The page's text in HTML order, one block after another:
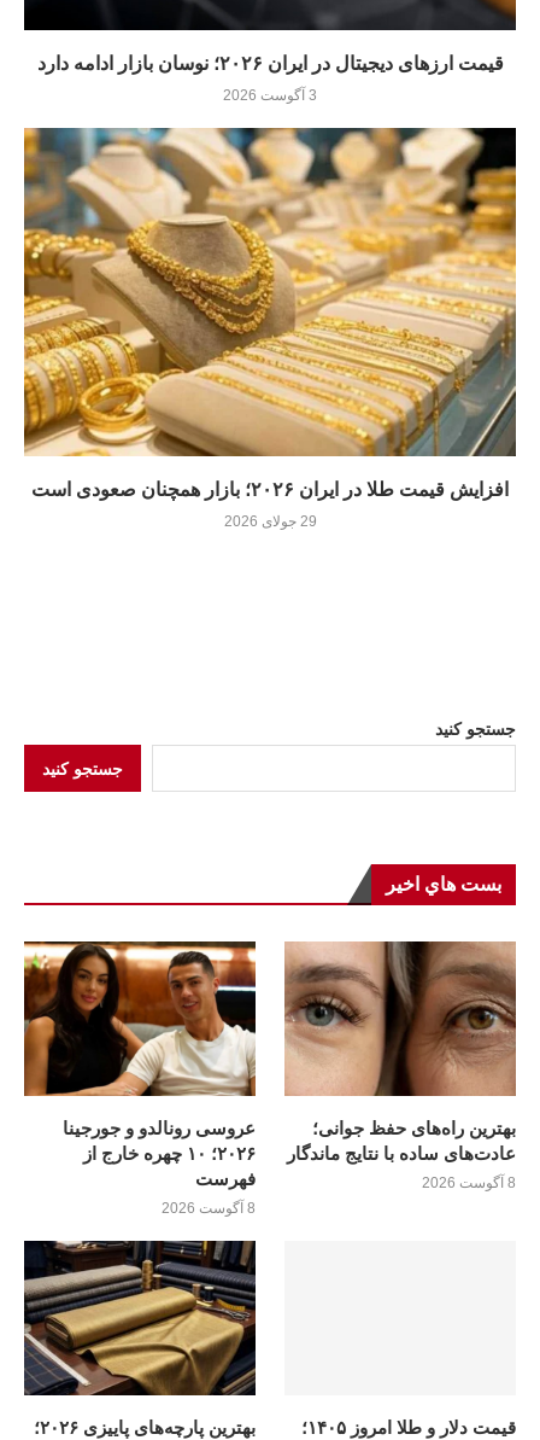
قیمت ارزهای دیجیتال در ایران ۲۰۲۶؛ نوسان بازار ادامه دارد
3 آگوست 2026
افزایش قیمت طلا در ایران ۲۰۲۶؛ بازار همچنان صعودی است
29 جولای 2026
جستجو کنید
جستجو کنید
بست هاي اخير
بهترین راه‌های حفظ جوانی؛
عادت‌های ساده با نتایج ماندگار
8 آگوست 2026
عروسی رونالدو و جورجینا
۲۰۲۶؛ ۱۰ چهره خارج از
فهرست
8 آگوست 2026
قیمت دلار و طلا امروز ۱۴۰۵؛
بهترین پارچه‌های پاییزی ۲۰۲۶؛